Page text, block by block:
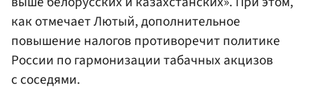
как отмечает Лютый, дополнительное
повышение налогов противоречит политике
России по гармонизации табачных акцизов
с соседями.